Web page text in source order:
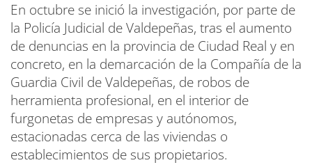
En octubre se inició la investigación, por parte de
la Policía Judicial de Valdepeñas, tras el aumento
de denuncias en la provincia de Ciudad Real y en
concreto, en la demarcación de la Compañía de la
Guardia Civil de Valdepeñas, de robos de
herramienta profesional, en el interior de
furgonetas de empresas y autónomos,
estacionadas cerca de las viviendas o
establecimientos de sus propietarios.